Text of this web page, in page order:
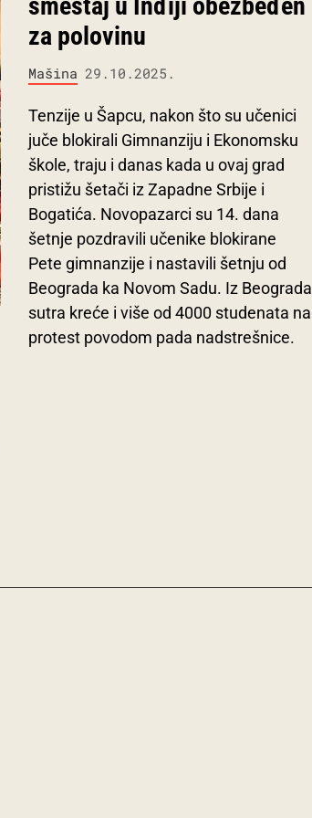
za polovinu
Mašina 29.10.2025.
Tenzije u Šapcu, nakon što su učenici
juče blokirali Gimnanziju i Ekonomsku
škole, traju i danas kada u ovaj grad
pristižu šetači iz Zapadne Srbije i
Bogatića. Novopazarci su 14. dana
šetnje pozdravili učenike blokirane
Pete gimnanzije i nastavili šetnju od
Beograda ka Novom Sadu. Iz Beograda
sutra kreće i više od 4000 studenata na
protest povodom pada nadstrešnice.